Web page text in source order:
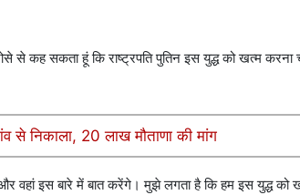
से कह सकता हूं कि राष्ट्रपति पुतिन इस युद्ध को खत्म करना
से निकाला, 20 लाख मौताणा की मांग
वहां इस बारे में बात करेंगे। मुझे लगता है कि हम इस युद्ध को